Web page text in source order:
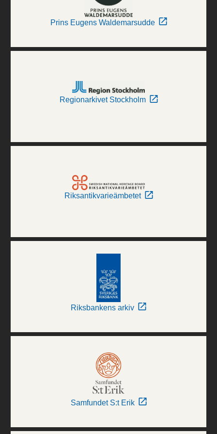
Prins Eugens Waldemarsudde
Regionarkivet Stockholm
Riksantikvarieämbetet
Riksbankens arkiv
Samfundet S:t Erik